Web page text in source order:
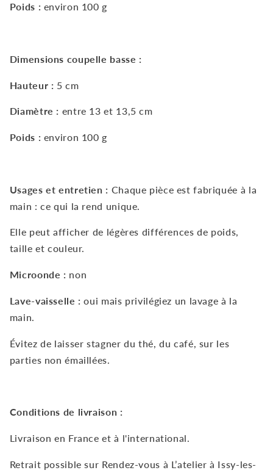
Poids : environ 100 g
Dimensions coupelle basse :
Hauteur : 5 cm
Diamètre : entre 13 et 13,5 cm
Poids : environ 100 g
Usages et entretien : Chaque pièce est fabriquée à la
main : ce qui la rend unique.
Elle peut afficher de légères différences de poids,
taille et couleur.
Microonde : non
Lave-vaisselle : oui mais privilégiez un lavage à la
main.
Évitez de laisser stagner du thé, du café, sur les
parties non émaillées.
Conditions de livraison :
Livraison en France et à l'international.
Retrait possible sur Rendez-vous à L’atelier à Issy-les-